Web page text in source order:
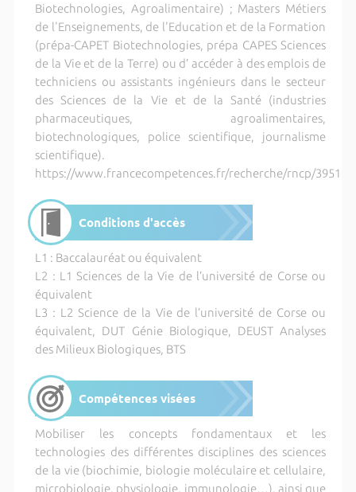
Biotechnologies, Agroalimentaire) ; Masters Métiers
de l'Enseignements, de l'Education et de la Formation
(prépa-CAPET Biotechnologies, prépa CAPES Sciences
de la Vie et de la Terre) ou d’ accéder à des emplois de
techniciens ou assistants ingénieurs dans le secteur
des Sciences de la Vie et de la Santé (industries
pharmaceutiques, agroalimentaires,
biotechnologiques, police scientifique, journalisme
scientifique).
https://www.francecompetences.fr/recherche/rncp/39517/
Conditions d'accès
L1 : Baccalauréat ou équivalent
L2 : L1 Sciences de la Vie de l’université de Corse ou
équivalent
L3 : L2 Science de la Vie de l’université de Corse ou
équivalent, DUT Génie Biologique, DEUST Analyses
des Milieux Biologiques, BTS
Compétences visées
Mobiliser les concepts fondamentaux et les
technologies des différentes disciplines des sciences
de la vie (biochimie, biologie moléculaire et cellulaire,
microbiologie, physiologie, immunologie…), ainsi que